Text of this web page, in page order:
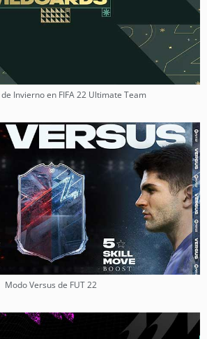
Invierno en FIFA 22 Ultimate Team
Modo Versus de FUT 22